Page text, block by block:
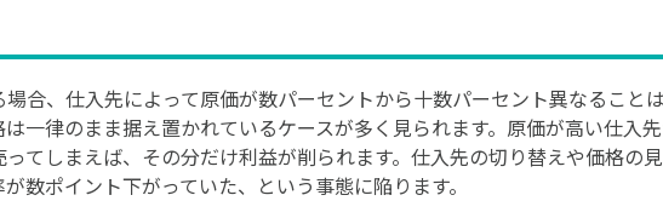
合、仕入先によって原価が数パーセントから十数パーセント異なること
一律のまま据え置かれているケースが多く見られます。原価が高い仕入
てしまえば、その分だけ利益が削られます。仕入先の切り替えや価格の
数ポイント下がっていた、という事態に陥ります。